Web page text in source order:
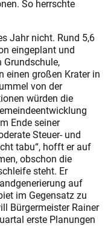
So herrschte
Jahr nicht. Rund 5,6
eingeplant und
Grundschule,
einen großen Krater in
von der
würden die
Ende seiner
Steuer- und
tabu“, hofft er auf
obschon die
steht. Er
auf
im Gegensatz zu
Bürgermeister Rainer
erste Planungen